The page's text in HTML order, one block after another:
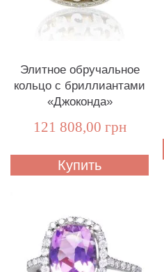
Элитное обручальное
кольцо с бриллиантами
«Джоконда»
121 808,00 грн
Купить